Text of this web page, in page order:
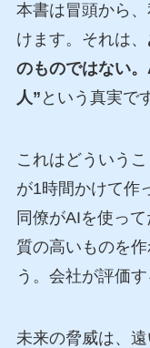
本書は冒頭から
けます。それは、
のものではない
人” という真実で
これはどういう
が1時間かけて作
同僚がAIを使っ
質の高いものを
う。会社が評価
未来の脅威は、